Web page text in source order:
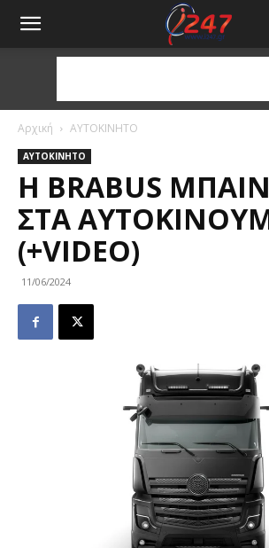
Αρχική ΑΥΤΟΚΙΝΗΤΟ
ΑΥΤΟΚΙΝΗΤΟ
H BRABUS
ΣΤΑ
(+VIDEO)
11/06/2024